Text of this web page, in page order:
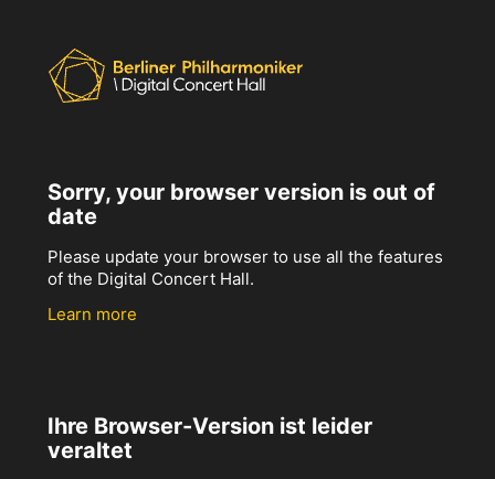
Sorry, your browser version is out of
date
Please update your browser to use all the features
of the Digital Concert Hall.
Learn more
Ihre Browser-Version ist leider
veraltet